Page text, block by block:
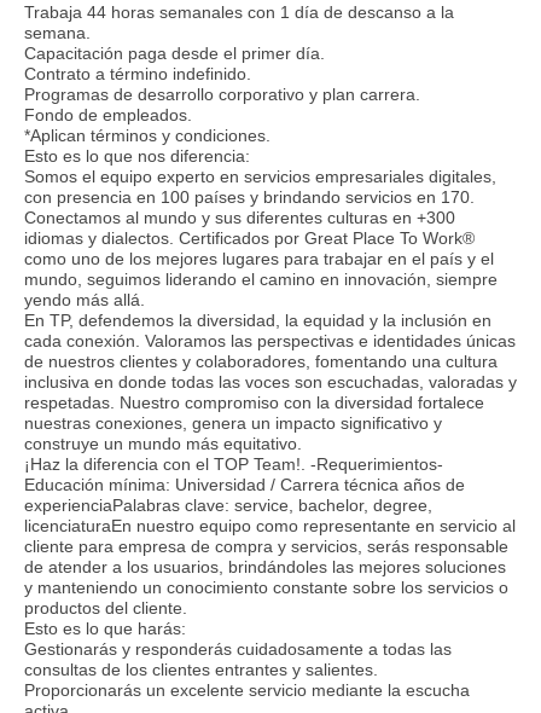
Trabaja 44 horas semanales con 1 día de descanso a la
semana.
Capacitación paga desde el primer día.
Contrato a término indefinido.
Programas de desarrollo corporativo y plan carrera.
Fondo de empleados.
*Aplican términos y condiciones.
Esto es lo que nos diferencia:
Somos el equipo experto en servicios empresariales digitales,
con presencia en 100 países y brindando servicios en 170.
Conectamos al mundo y sus diferentes culturas en +300
idiomas y dialectos. Certificados por Great Place To Work®
como uno de los mejores lugares para trabajar en el país y el
mundo, seguimos liderando el camino en innovación, siempre
yendo más allá.
En TP, defendemos la diversidad, la equidad y la inclusión en
cada conexión. Valoramos las perspectivas e identidades únicas
de nuestros clientes y colaboradores, fomentando una cultura
inclusiva en donde todas las voces son escuchadas, valoradas y
respetadas. Nuestro compromiso con la diversidad fortalece
nuestras conexiones, genera un impacto significativo y
construye un mundo más equitativo.
¡Haz la diferencia con el TOP Team!. -Requerimientos-
Educación mínima: Universidad / Carrera técnica años de
experienciaPalabras clave: service, bachelor, degree,
licenciaturaEn nuestro equipo como representante en servicio al
cliente para empresa de compra y servicios, serás responsable
de atender a los usuarios, brindándoles las mejores soluciones
y manteniendo un conocimiento constante sobre los servicios o
productos del cliente.
Esto es lo que harás:
Gestionarás y responderás cuidadosamente a todas las
consultas de los clientes entrantes y salientes.
Proporcionarás un excelente servicio mediante la escucha